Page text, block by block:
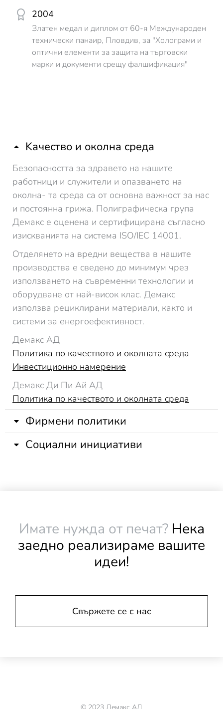
2004
Златен медал и диплом от 60-я Международен
технически панаир, Пловдив, за "Холограми и
оптични елементи за защита на търговски
марки и документи срещу фалшификация"
Kачество и околна среда
Безопасността за здравето на нашите
работници и служители и опазването на
околна- та среда са от основна важност за нас
и постоянна грижа. Полиграфическа група
Демакс е оценена и сертифицирана съгласно
изискванията на система ISO/IEC 14001.
Отделянето на вредни вещества в нашите
производства е сведено до минимум чрез
използването на съвременни технологии и
оборудване от най-висок клас. Демакс
използва рециклирани материали, както и
системи за енергоефективност.
Демакс АД
Политика по качеството и околната среда
Инвестиционно намерение
Демакс Ди Пи Ай АД
Политика по качеството и околната среда
Фирмени политики
Социални инициативи
Имате нужда от печат?Нека
заедно реализираме вашите
идеи!
Свържете се с нас